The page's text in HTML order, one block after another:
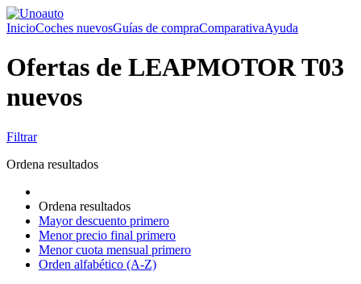
InicioCoches nuevosGuías de compraComparativaAyuda
Ofertas de LEAPMOTOR T03
nuevos
Filtrar
Ordena resultados
Ordena resultados
Mayor descuento primero
Menor precio final primero
Menor cuota mensual primero
Orden alfabético (A-Z)